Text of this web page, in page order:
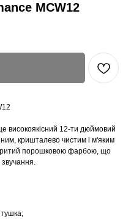
MCW12
високоякісний 12-ти дюймовий
кришталево чистим і м'яким
порошковою фарбою, що
звучання.